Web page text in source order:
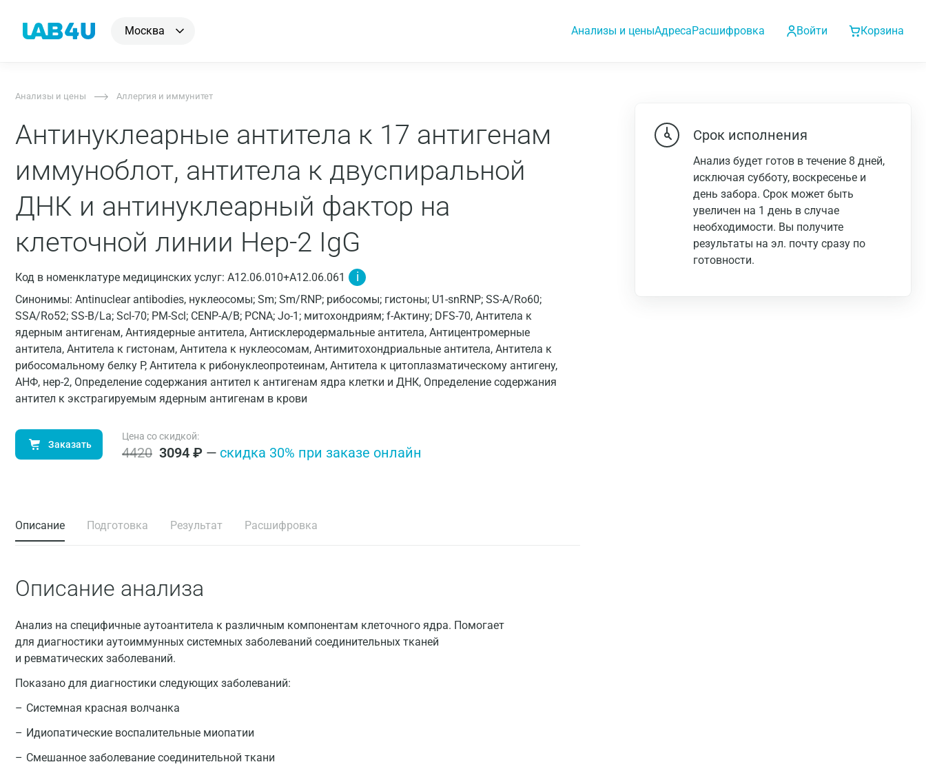
Москва Анализы и ценыАдресаРасшифровка Войти Корзина
Анализы и цены Аллергия и иммунитет
Антинуклеарные антитела к 17 антигенам
иммуноблот, антитела к двуспиральной
ДНК и антинуклеарный фактор на
клеточной линии Hep-2 IgG
Код в номенклатуре медицинских услуг: A12.06.010+A12.06.061 i
Синонимы: Antinuclear antibodies, нуклеосомы; Sm; Sm/RNP; рибосомы; гистоны; U1-snRNP; SS-A/Ro60;
SSA/Ro52; SS-B/La; Scl-70; PM-Scl; CENP-A/B; PCNA; Jo-1; митохондриям; f-Актину; DFS-70, Антитела к
ядерным антигенам, Антиядерные антитела, Антисклеродермальные антитела, Антицентромерные
антитела, Антитела к гистонам, Антитела к нуклеосомам, Антимитохондриальные антитела, Антитела к
рибосомальному белку Р, Антитела к рибонуклеопротеинам, Антитела к цитоплазматическому антигену,
АНФ, нер-2, Определение содержания антител к антигенам ядра клетки и ДНК, Определение содержания
антител к экстрагируемым ядерным антигенам в крови
Заказать
Цена со скидкой:
4420 3094 ₽ — cкидка 30% при заказе онлайн
Описание Подготовка Результат Расшифровка
Описание анализа
Анализ на специфичные аутоантитела к различным компонентам клеточного ядра. Помогает
для диагностики аутоиммунных системных заболеваний соединительных тканей
и ревматических заболеваний.
Показано для диагностики следующих заболеваний:
Системная красная волчанка
Идиопатические воспалительные миопатии
Смешанное заболевание соединительной ткани
Срок исполнения
Анализ будет готов в течение 8 дней,
исключая субботу, воскресенье и
день забора. Срок может быть
увеличен на 1 день в случае
необходимости. Вы получите
результаты на эл. почту сразу по
готовности.